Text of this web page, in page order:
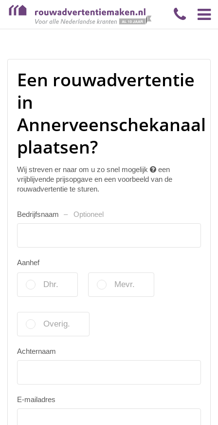
Een rouwadvertentie
in
Annerveenschekanaal
plaatsen?
Wij streven er naar om u zo snel mogelijk
een
vrijblijvende prijsopgave en een voorbeeld van de
rouwadvertentie te sturen.
Bedrijfsnaam Optioneel
Aanhef
Dhr. Mevr.
Overig.
Achternaam
E-mailadres